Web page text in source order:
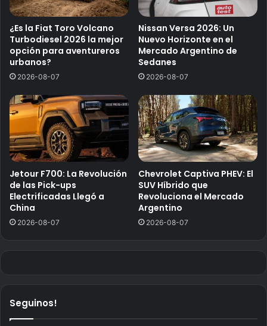
¿Es la Fiat Toro Volcano
Turbodiesel 2026 la mejor
opción para aventureros
urbanos?
2026-08-07
Nissan Versa 2026: Un
Nuevo Horizonte en el
Mercado Argentino de
Sedanes
2026-08-07
Jetour F700: La Revolución
de las Pick-ups
Electrificadas Llegó a
China
2026-08-07
Chevrolet Captiva PHEV: El
SUV Híbrido que
Revoluciona el Mercado
Argentino
2026-08-07
Seguinos!